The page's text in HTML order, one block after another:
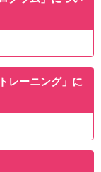
レーニング」に